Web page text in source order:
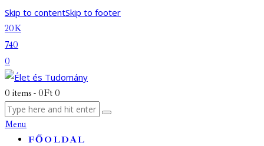
Skip to contentSkip to footer
20K
740
0
0 items - 0Ft 0
Menu
FŐOLDAL